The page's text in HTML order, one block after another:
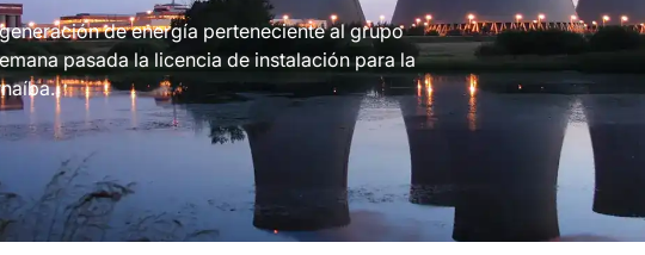
de energía perteneciente al grupo
pasada la licencia de instalación para la